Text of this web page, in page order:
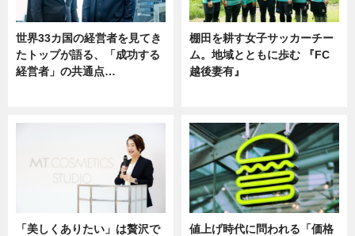
世界33カ国の経営者を見てき
たトップが語る、「成功する
経営者」の共通点…
棚田を耕す女子サッカーチー
ム。地域とともに歩む 『FC
越後妻有』
「美しくありたい」は贅沢で
値上げ時代に問われる「価格